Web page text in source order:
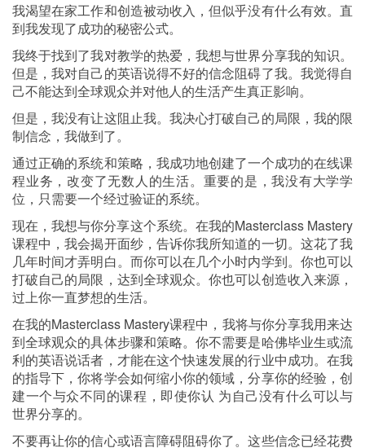
我渴望在家工作和创造被动收入，但似乎没有什么有效。直
到我发现了成功的秘密公式。
我终于找到了我对教学的热爱，我想与世界分享我的知识。
但是，我对自己的英语说得不好的信念阻碍了我。我觉得自
己不能达到全球观众并对他人的生活产生真正影响。
但是，我没有让这阻止我。我决心打破自己的局限，我的限
制信念，我做到了。
通过正确的系统和策略，我成功地创建了一个成功的在线课
程业务，改变了无数人的生活。重要的是，我没有大学学
位，只需要一个经过验证的系统。
现在，我想与你分享这个系统。在我的Masterclass Mastery
课程中，我会揭开面纱，告诉你我所知道的一切。这花了我
几年时间才弄明白。而你可以在几个小时内学到。你也可以
打破自己的局限，达到全球观众。你也可以创造收入来源，
过上你一直梦想的生活。
在我的Masterclass Mastery课程中，我将与你分享我用来达
到全球观众的具体步骤和策略。你不需要是哈佛毕业生或流
利的英语说话者，才能在这个快速发展的行业中成功。在我
的指导下，你将学会如何缩小你的领域，分享你的经验，创
建一个与众不同的课程，即使你认 为自己没有什么可以与
世界分享的。
不要再让你的信心或语言障碍阻碍你了。这些信念已经花费